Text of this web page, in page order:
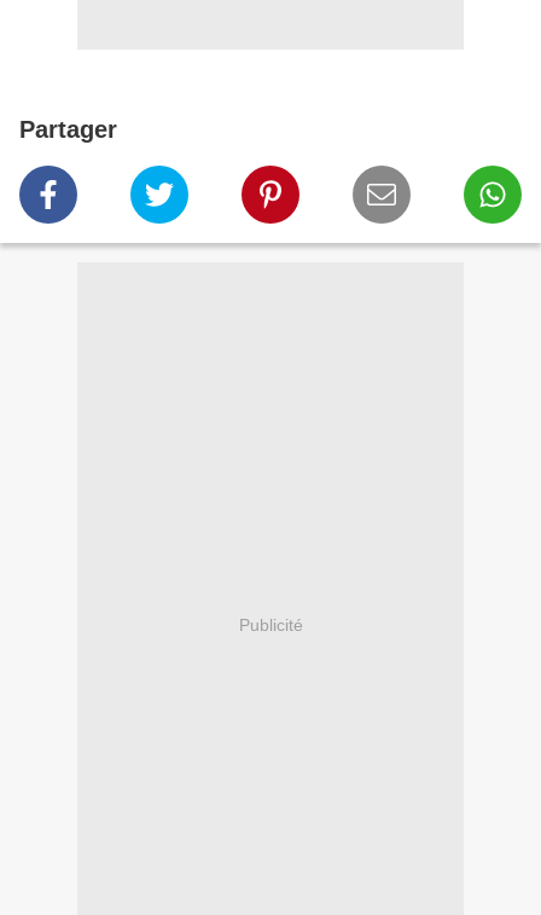
Partager
Publicité